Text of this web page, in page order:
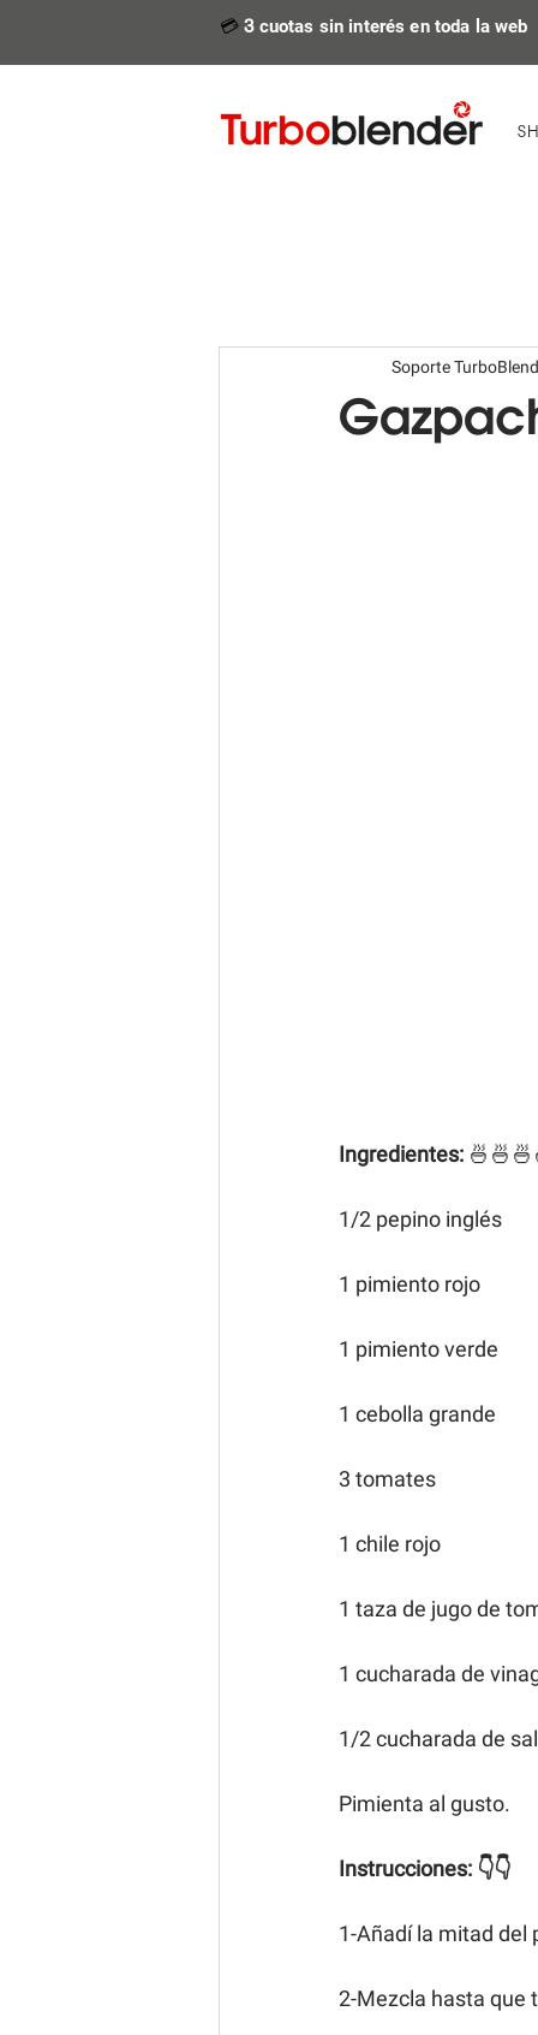
💳 3 cuotas sin interés en toda la web
Soporte
Ingredientes:
1/2 pepino inglés
1 pimiento rojo
1 pimiento verde
1 cebolla grande
3 tomates
1 chile rojo
1 taza de jugo de
1 cucharada de
1/2 cucharada de sal
Pimienta al gusto.
Instrucciones: 👇👇
1-Añadí la mitad del
2-Mezcla hasta que